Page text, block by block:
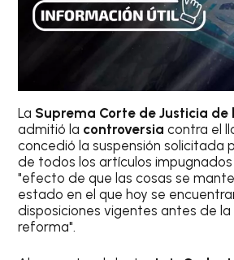
La Suprema Corte de Justicia de
admitió la controversia contra el
concedió la suspensión solicitada
de todos los artículos
"efecto de que las cosas se
estado en el que hoy se
disposiciones vigentes antes de
reforma".